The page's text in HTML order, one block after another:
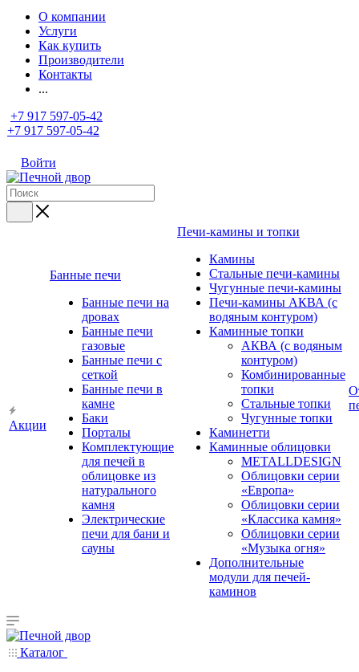
О компании
Услуги
Как купить
Производители
Контакты
...
+7 917 597-05-42
+7 917 597-05-42
Войти
Акции
Банные печи
Банные печи на
дровах
Банные печи
газовые
Банные печи с
сеткой
Банные печи в
камне
Баки
Порталы
Комплектующие
для печей в
облицовке из
натурального
камня
Электрические
печи для бани и
сауны
Печи-камины и топки
Камины
Стальные печи-камины
Чугунные печи-камины
Печи-камины АКВА (с
водяным контуром)
Каминные топки
АКВА (с водяным
контуром)
Комбинированные
топки
Стальные топки
Чугунные топки
Каминетти
Каминные облицовки
METALLDESIGN
Облицовки серии
«Европа»
Облицовки серии
«Классика камня»
Облицовки серии
«Музыка огня»
Дополнительные
модули для печей-
каминов
Каталог